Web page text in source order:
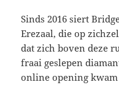
Sinds 2016 siert
Erezaal, die op
dat zich boven deze
fraai geslepen
online opening